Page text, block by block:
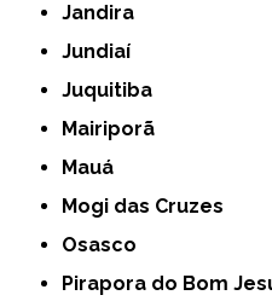
Jandira
Jundiaí
Juquitiba
Mairiporã
Mauá
Mogi das Cruzes
Osasco
Pirapora do Bom